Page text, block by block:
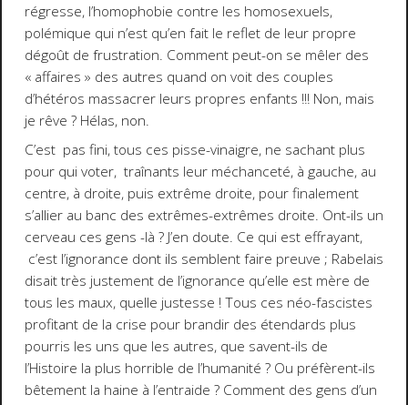
régresse, l’homophobie contre les homosexuels,
polémique qui n’est qu’en fait le reflet de leur propre
dégoût de frustration. Comment peut-on se mêler des
« affaires » des autres quand on voit des couples
d’hétéros massacrer leurs propres enfants !!! Non, mais
je rêve ? Hélas, non.
C’est pas fini, tous ces pisse-vinaigre, ne sachant plus
pour qui voter, traînants leur méchanceté, à gauche, au
centre, à droite, puis extrême droite, pour finalement
s’allier au banc des extrêmes-extrêmes droite. Ont-ils un
cerveau ces gens -là ? J’en doute. Ce qui est effrayant,
c’est l’ignorance dont ils semblent faire preuve ; Rabelais
disait très justement de l’ignorance qu’elle est mère de
tous les maux, quelle justesse ! Tous ces néo-fascistes
profitant de la crise pour brandir des étendards plus
pourris les uns que les autres, que savent-ils de
l’Histoire la plus horrible de l’humanité ? Ou préfèrent-ils
bêtement la haine à l’entraide ? Comment des gens d’un